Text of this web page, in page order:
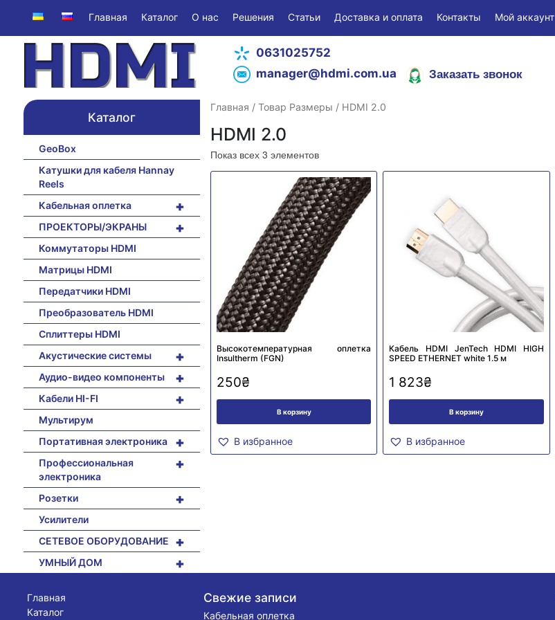
Главная Каталог О нас Решения Статьи Доставка и оплата Контакты Мой аккаунт
0631025752
manager@hdmi.com.ua
Заказать звонок
Главная / Товар Размеры / HDMI 2.0
HDMI 2.0
Показ всех 3 элементов
Высокотемпературная оплетка
Insultherm (FGN)
250₴
В корзину
В избранное
Кабель HDMI JenTech HDMI HIGH
SPEED ETHERNET white 1.5 м
1 823₴
В корзину
В избранное
Каталог
GeoBox
Катушки для кабеля Hannay
Reels
+
Кабельная оплетка
+
ПРОЕКТОРЫ/ЭКРАНЫ
Коммутаторы HDMI
Матрицы HDMI
Передатчики HDMI
Преобразователь HDMI
Сплиттеры HDMI
+
Акустические системы
+
Аудио-видео компоненты
+
Кабели HI-FI
Мультирум
+
Портативная электроника
+
Профессиональная
электроника
+
Розетки
Усилители
+
СЕТЕВОЕ ОБОРУДОВАНИЕ
+
УМНЫЙ ДОМ
Главная
Каталог
Свежие записи
Кабельная оплетка